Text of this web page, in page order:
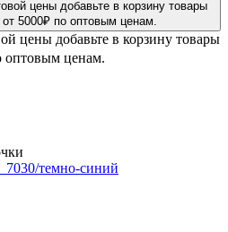
цены добавьте в корзину товары
оптовым ценам.
темно-синий